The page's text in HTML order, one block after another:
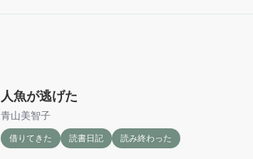
人魚が逃げた
青山美智子
借りてきた 読書日記 読み終わった